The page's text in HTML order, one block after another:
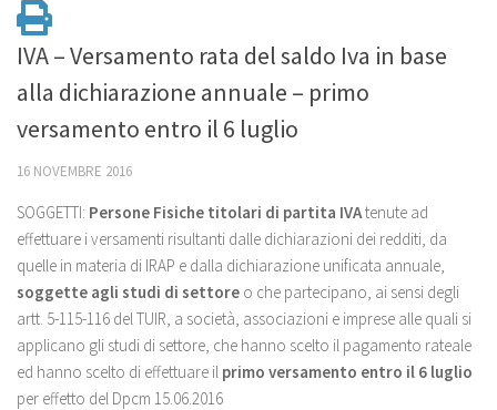
IVA – Versamento rata del saldo Iva in base
alla dichiarazione annuale – primo
versamento entro il 6 luglio
16 NOVEMBRE 2016
SOGGETTI: Persone Fisiche titolari di partita IVAtenute ad
effettuare i versamenti risultanti dalle dichiarazioni dei redditi, da
quelle in materia di IRAP e dalla dichiarazione unificata annuale,
soggette agli studi di settore o che partecipano, ai sensi degli
artt. 5-115-116 del TUIR, a società, associazioni e imprese alle quali si
applicano gli studi di settore, che hanno scelto il pagamento rateale
ed hanno scelto di effettuare il primo versamento entro il 6 luglio
per effetto del Dpcm 15.06.2016